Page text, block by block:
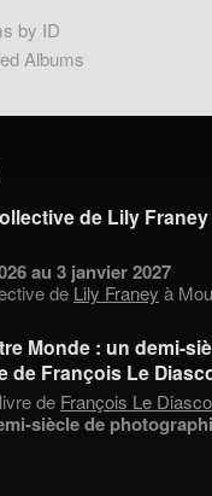
by ID
Albums
de Lily
au 3 janvier 2027
de Lily Franey à
Monde : un demi-
de François Le
de François Le
siècle de